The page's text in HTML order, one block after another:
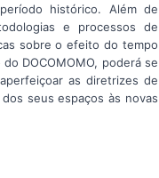
histórico. Além de
e processos de
sobre o efeito do tempo
DOCOMOMO, poderá se
as diretrizes de
seus espaços às novas